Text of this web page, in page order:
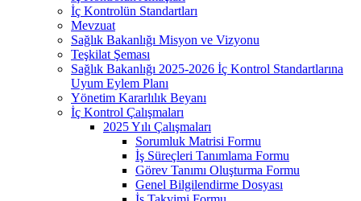
İç Kontrolün Standartları
Mevzuat
Sağlık Bakanlığı Misyon ve Vizyonu
Teşkilat Şeması
Sağlık Bakanlığı 2025-2026 İç Kontrol Standartlarına
Uyum Eylem Planı
Yönetim Kararlılık Beyanı
İç Kontrol Çalışmaları
2025 Yılı Çalışmaları
Sorumluk Matrisi Formu
İş Süreçleri Tanımlama Formu
Görev Tanımı Oluşturma Formu
Genel Bilgilendirme Dosyası